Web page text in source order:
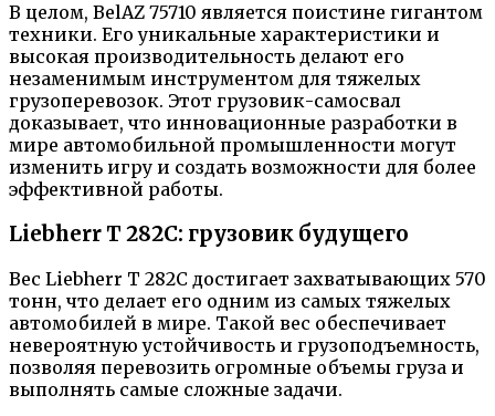
В целом, BelAZ 75710 является поистине гигантом
техники. Его уникальные характеристики и
высокая производительность делают его
незаменимым инструментом для тяжелых
грузоперевозок. Этот грузовик-самосвал
доказывает, что инновационные разработки в
мире автомобильной промышленности могут
изменить игру и создать возможности для более
эффективной работы.
Liebherr T 282C: грузовик будущего
Вес Liebherr T 282C достигает захватывающих 570
тонн, что делает его одним из самых тяжелых
автомобилей в мире. Такой вес обеспечивает
невероятную устойчивость и грузоподъемность,
позволяя перевозить огромные объемы груза и
выполнять самые сложные задачи.